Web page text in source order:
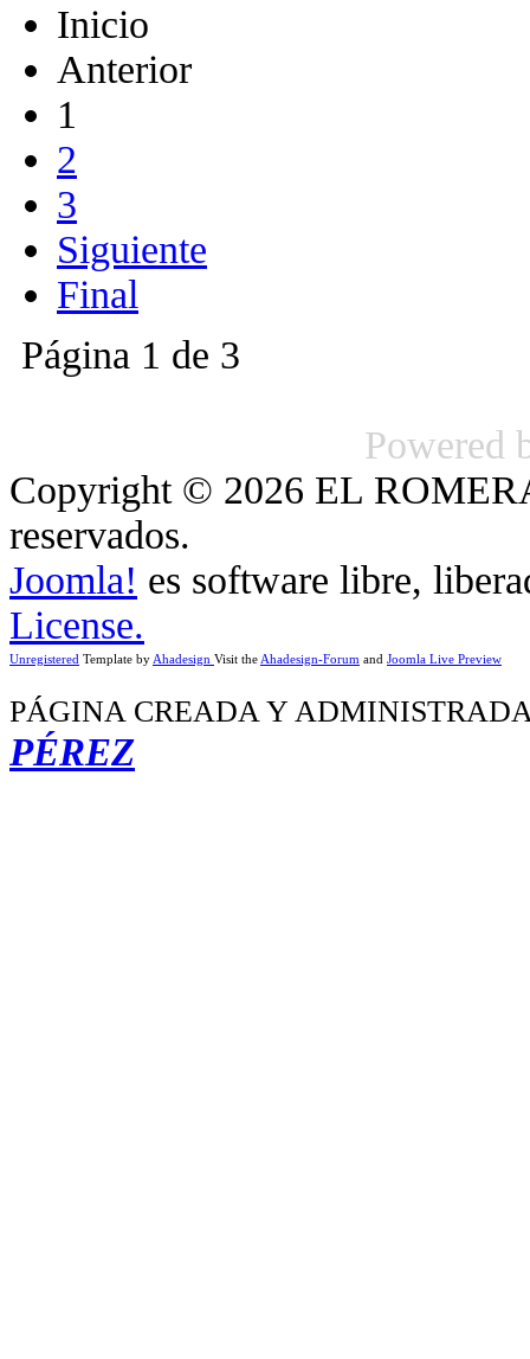
Inicio
Anterior
1
2
3
Siguiente
Final
Página 1 de 3
Powered
Copyright © 2026 EL
reservados.
Joomla! es software libre,
License.
Unregistered Template byAhadesign Visit theAhadesign-Forum and Joomla Live Preview
PÁGINA CREADA Y
PÉREZ